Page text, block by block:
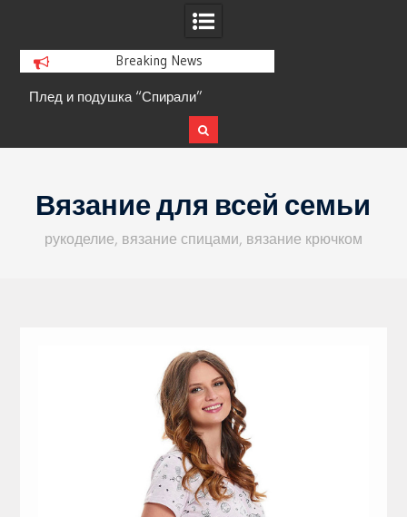
Breaking News
Плед и подушка “Спирали”
contentВязание для всей семьи
рукоделие, вязание спицами, вязание крючком